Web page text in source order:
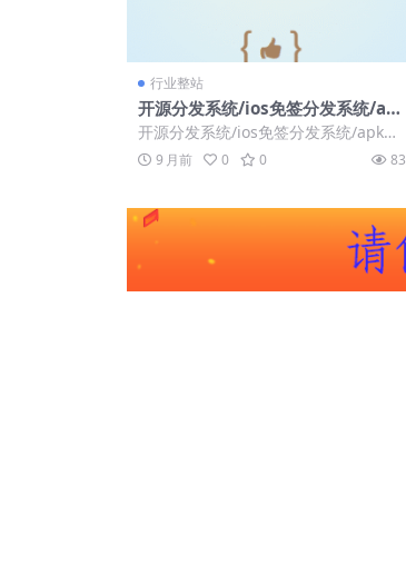
行业整站
开源分发系统/ios免签分发系统/ap
k安卓一键封装系统源码【亲测源
码】
开源分发系统/ios免签分发系统/apk安
卓一键封装系统源码 搬来的 测试时没
教...9 月前 0 0 83